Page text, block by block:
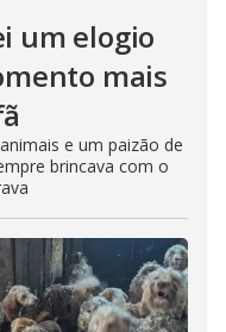
um elogio
mais
e um paizão de
brincava com o